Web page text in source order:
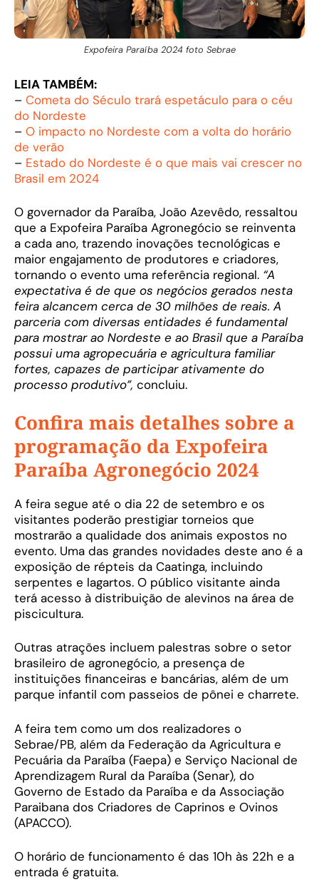
Expofeira Paraíba 2024 foto Sebrae
LEIA TAMBÉM:
– Cometa do Século trará espetáculo para o céu
do Nordeste
– O impacto no Nordeste com a volta do horário
de verão
– Estado do Nordeste é o que mais vai crescer no
Brasil em 2024
O governador da Paraíba, João Azevêdo, ressaltou
que a Expofeira Paraíba Agronegócio se reinventa
a cada ano, trazendo inovações tecnológicas e
maior engajamento de produtores e criadores,
tornando o evento uma referência regional. “A
expectativa é de que os negócios gerados nesta
feira alcancem cerca de 30 milhões de reais. A
parceria com diversas entidades é fundamental
para mostrar ao Nordeste e ao Brasil que a Paraíba
possui uma agropecuária e agricultura familiar
fortes, capazes de participar ativamente do
processo produtivo”, concluiu.
Confira mais detalhes sobre a
programação da Expofeira
Paraíba Agronegócio 2024
A feira segue até o dia 22 de setembro e os
visitantes poderão prestigiar torneios que
mostrarão a qualidade dos animais expostos no
evento. Uma das grandes novidades deste ano é a
exposição de répteis da Caatinga, incluindo
serpentes e lagartos. O público visitante ainda
terá acesso à distribuição de alevinos na área de
piscicultura.
Outras atrações incluem palestras sobre o setor
brasileiro de agronegócio, a presença de
instituições financeiras e bancárias, além de um
parque infantil com passeios de pônei e charrete.
A feira tem como um dos realizadores o
Sebrae/PB, além da Federação da Agricultura e
Pecuária da Paraíba (Faepa) e Serviço Nacional de
Aprendizagem Rural da Paraíba (Senar), do
Governo de Estado da Paraíba e da Associação
Paraibana dos Criadores de Caprinos e Ovinos
(APACCO).
O horário de funcionamento é das 10h às 22h e a
entrada é gratuita.